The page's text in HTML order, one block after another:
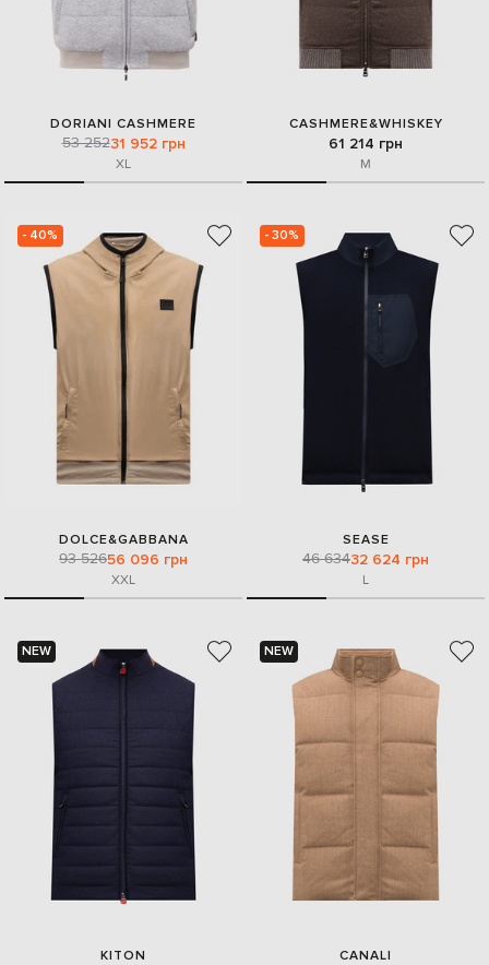
DORIANI CASHMERE
53 25231 952 грн
XL
CASHMERE&WHISKEY
61 214 грн
M
- 40%
DOLCE&GABBANA
93 52656 096 грн
XXL
- 30%
SEASE
46 63432 624 грн
L
NEW
KITON
NEW
CANALI